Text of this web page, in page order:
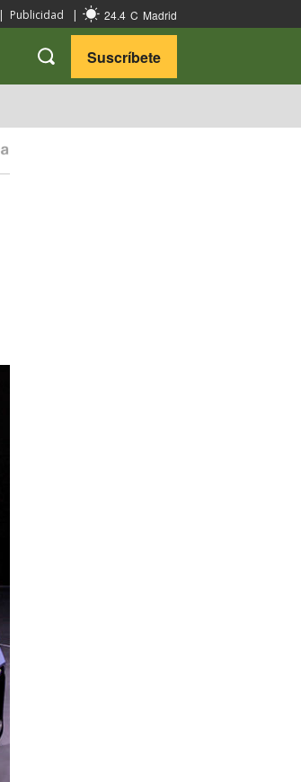
| Publicidad | 24.4 C Madrid
Suscríbete